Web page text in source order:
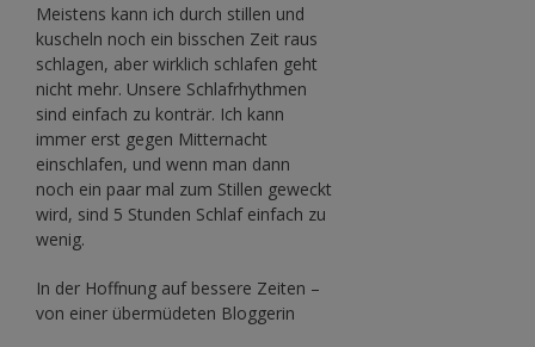
Meistens kann ich durch stillen und
kuscheln noch ein bisschen Zeit raus
schlagen, aber wirklich schlafen geht
nicht mehr. Unsere Schlafrhythmen
sind einfach zu konträr. Ich kann
immer erst gegen Mitternacht
einschlafen, und wenn man dann
noch ein paar mal zum Stillen geweckt
wird, sind 5 Stunden Schlaf einfach zu
wenig.
In der Hoffnung auf bessere Zeiten –
von einer übermüdeten Bloggerin